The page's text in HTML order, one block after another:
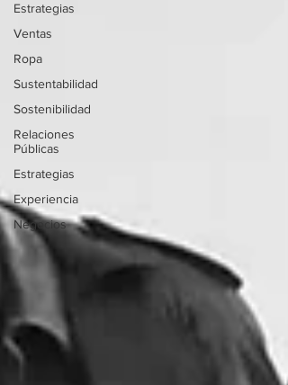
Estrategias
Ventas
Ropa
Sustentabilidad
Sostenibilidad
Relaciones
Públicas
Estrategias
Experiencia
Negocios